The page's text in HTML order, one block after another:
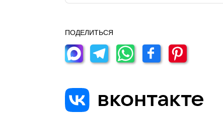
ПОДЕЛИТЬСЯ